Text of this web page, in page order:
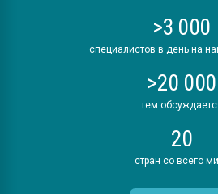
>3 000
специалистов в день на
>20 000
тем
20
стран со всего